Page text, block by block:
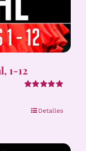
1-12
Detalles